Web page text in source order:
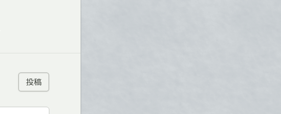
投稿